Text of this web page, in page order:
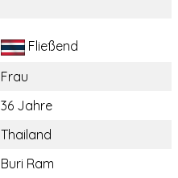
Fließend
Frau
36 Jahre
Thailand
Buri Ram